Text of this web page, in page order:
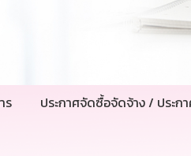
ร ประกาศจัดซื้อจัดจ้าง / ประก